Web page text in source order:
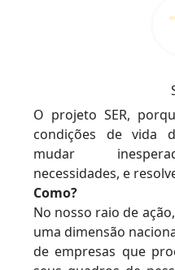
O projeto SER,
condições de vida
mudar
necessidades, e
Como?
No nosso raio de
uma dimensão
de empresas que